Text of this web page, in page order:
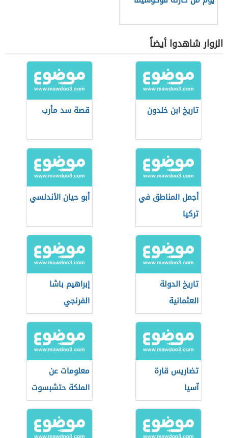
الزوار شاهدوا أيضاً
تاريخ ابن خلدون قصة سد مأرب
أجمل المناطق في
تركيا
أبو حيان الأندلسي
تاريخ الدولة
العثمانية
إبراهيم باشا
الفرنجي
تضاريس قارة
آسيا
معلومات عن
الملكة حتشبسوت